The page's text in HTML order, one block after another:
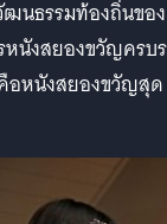
นธรรมท้องถิ่นของ
หนังสยองขวัญครบ
อหนังสยองขวัญสุด